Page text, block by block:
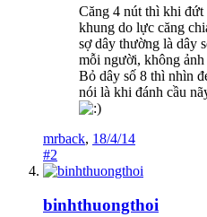
Căng 4 nút thì khi đứt
khung do lực căng
sợ dây thường là dây
mỗi người, không
Bỏ dây số 8 thì nhìn
nói là khi đánh cầu
mrback, 18/4/14
#2
binhthuongthoi